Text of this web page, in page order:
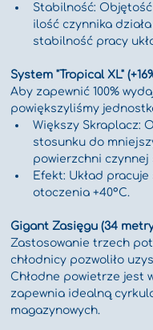
Stabilność:
ilość czynnika
stabilność pracy
System "Tropical XL"
Aby zapewnić 100%
powiększyliśmy
Większy Skraplacz:
stosunku do
powierzchni czynnej
Efekt: Układ
otoczenia +40°C.
Gigant Zasięgu (34
Zastosowanie trzech
chłodnicy pozwoliło
Chłodne powietrze jest
zapewnia idealną
magazynowych.